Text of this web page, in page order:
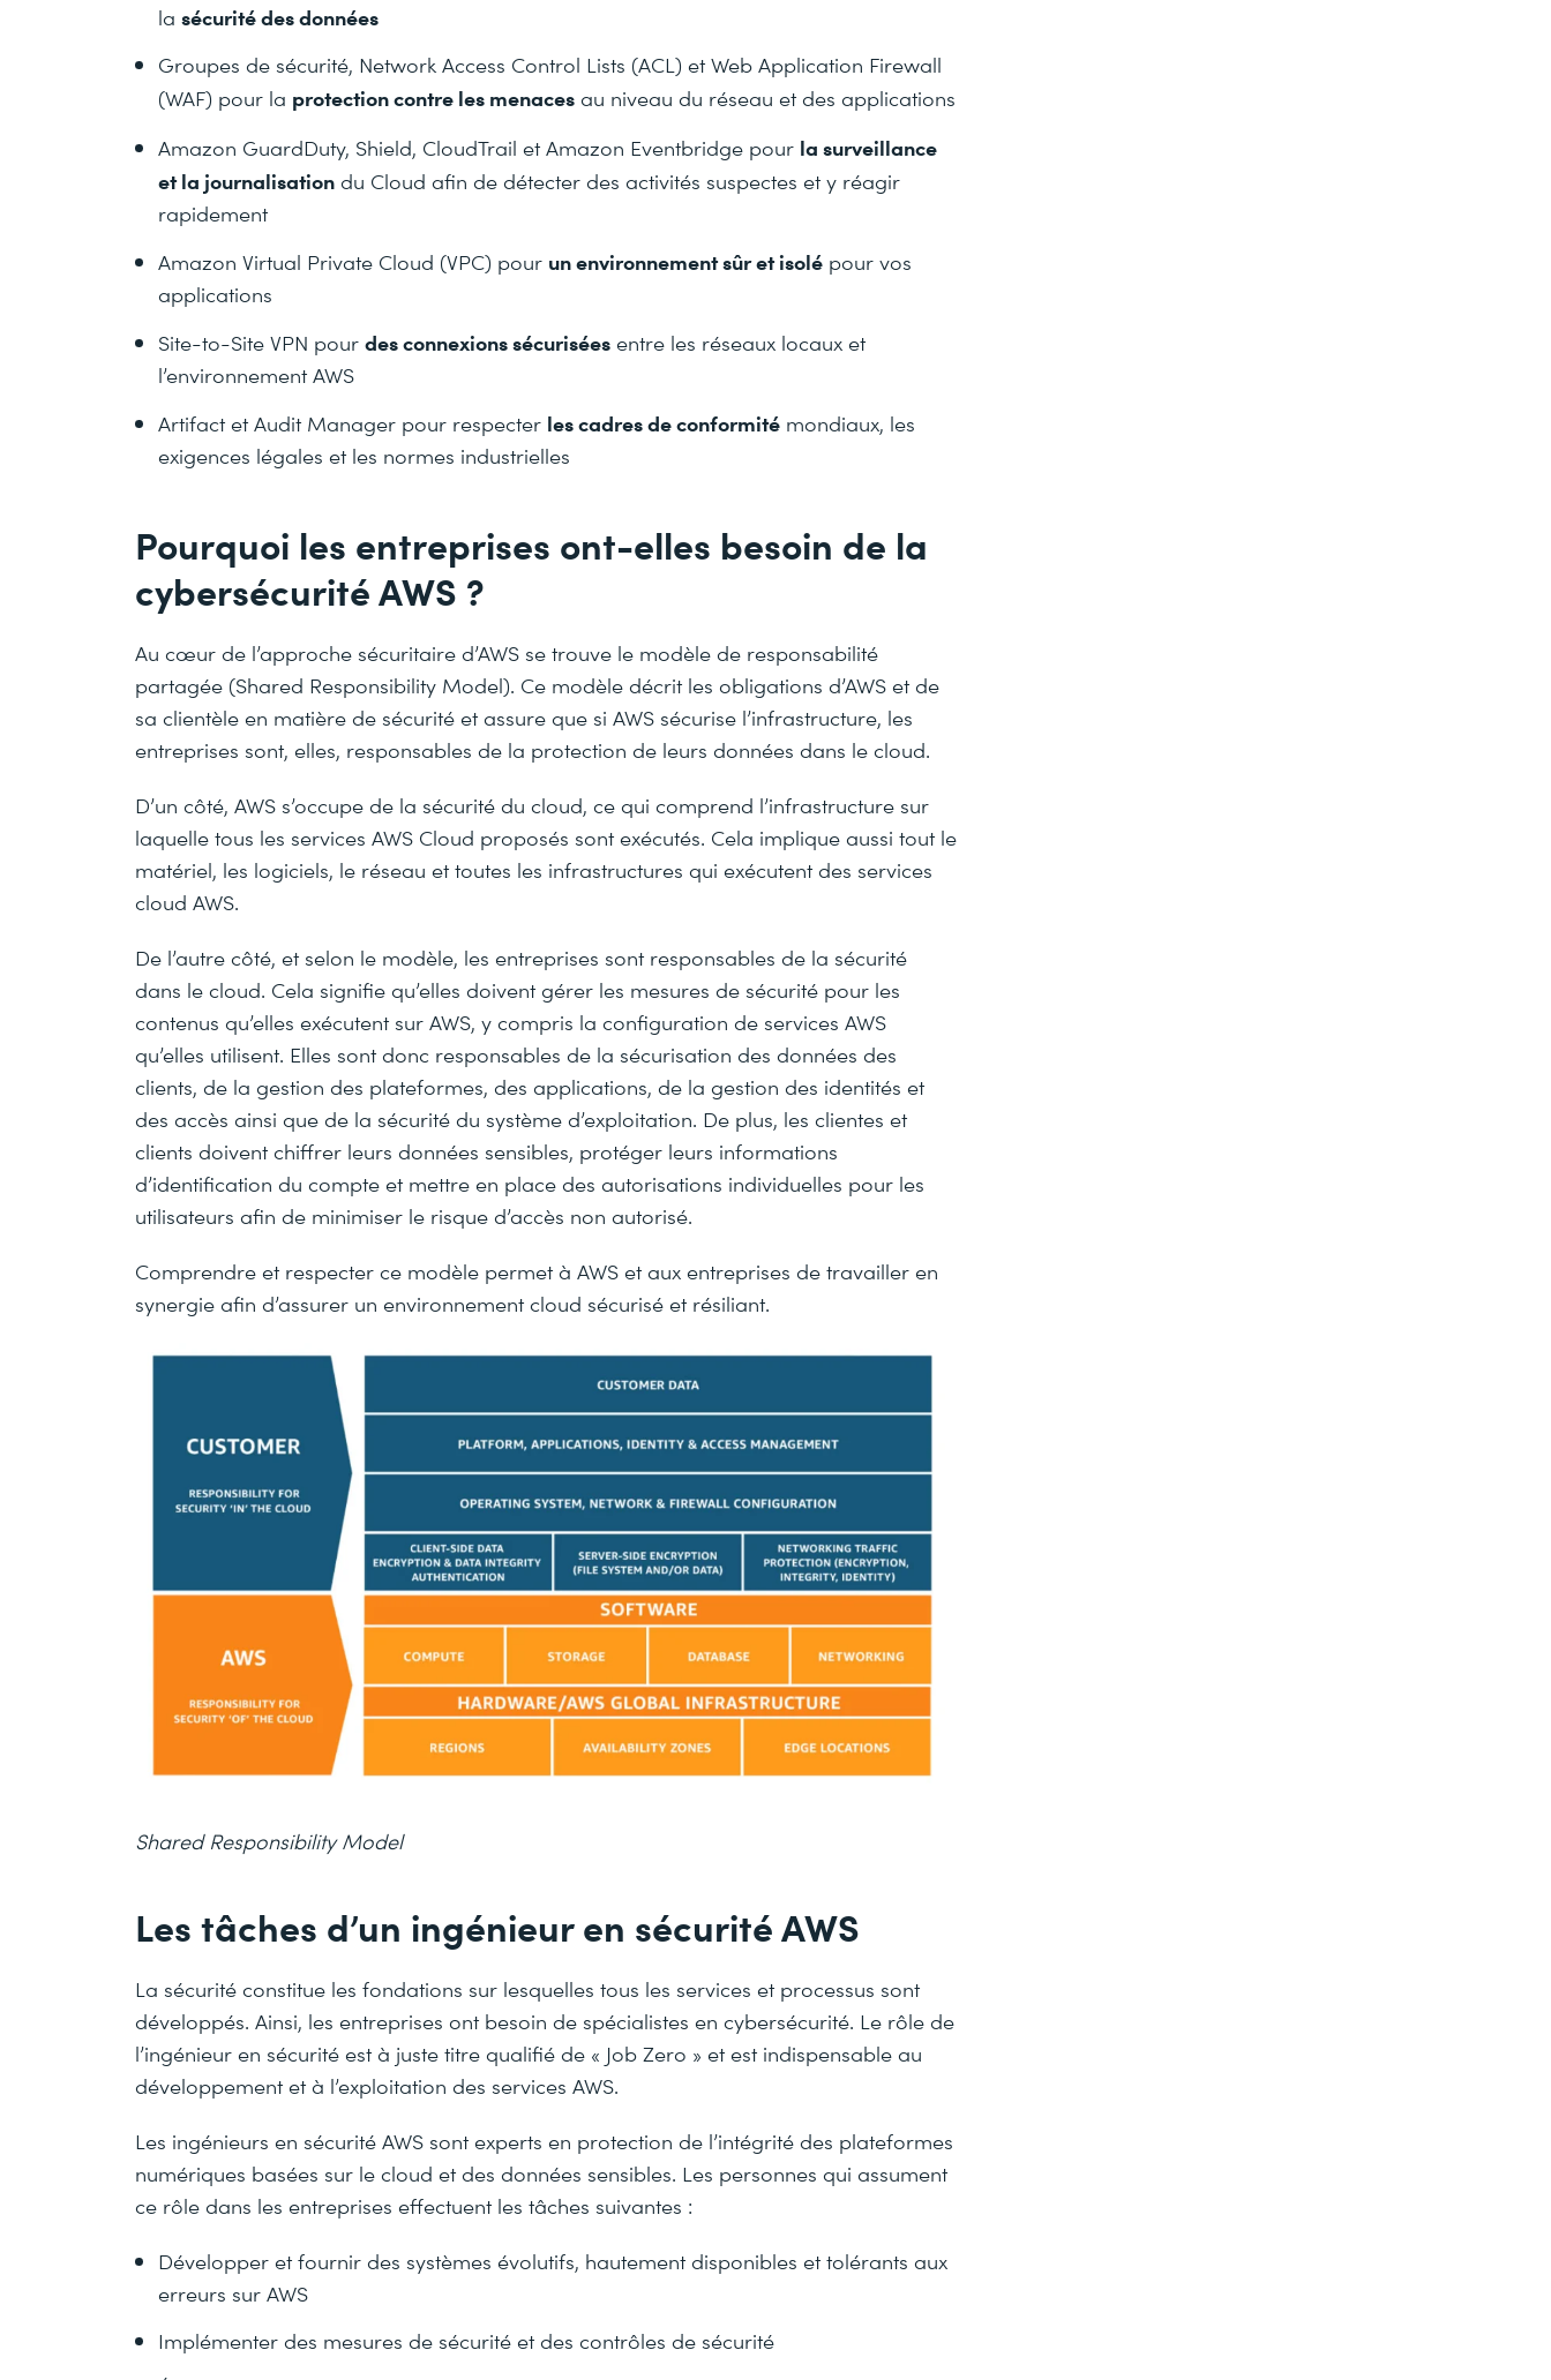
la sécurité des données
Groupes de sécurité, Network Access Control Lists (ACL) et Web Application Firewall
(WAF) pour la protection contre les menaces au niveau du réseau et des applications
Amazon GuardDuty, Shield, CloudTrail et Amazon Eventbridge pour la surveillance
et la journalisation du Cloud afin de détecter des activités suspectes et y réagir
rapidement
Amazon Virtual Private Cloud (VPC) pour un environnement sûr et isolé pour vos
applications
Site-to-Site VPN pour des connexions sécurisées entre les réseaux locaux et
l’environnement AWS
Artifact et Audit Manager pour respecter les cadres de conformité mondiaux, les
exigences légales et les normes industrielles
Pourquoi les entreprises ont-elles besoin de la
cybersécurité AWS ?
Au cœur de l’approche sécuritaire d’AWS se trouve le modèle de responsabilité
partagée (Shared Responsibility Model). Ce modèle décrit les obligations d’AWS et de
sa clientèle en matière de sécurité et assure que si AWS sécurise l’infrastructure, les
entreprises sont, elles, responsables de la protection de leurs données dans le cloud.
D’un côté, AWS s’occupe de la sécurité du cloud, ce qui comprend l’infrastructure sur
laquelle tous les services AWS Cloud proposés sont exécutés. Cela implique aussi tout le
matériel, les logiciels, le réseau et toutes les infrastructures qui exécutent des services
cloud AWS.
De l’autre côté, et selon le modèle, les entreprises sont responsables de la sécurité
dans le cloud. Cela signifie qu’elles doivent gérer les mesures de sécurité pour les
contenus qu’elles exécutent sur AWS, y compris la configuration de services AWS
qu’elles utilisent. Elles sont donc responsables de la sécurisation des données des
clients, de la gestion des plateformes, des applications, de la gestion des identités et
des accès ainsi que de la sécurité du système d’exploitation. De plus, les clientes et
clients doivent chiffrer leurs données sensibles, protéger leurs informations
d’identification du compte et mettre en place des autorisations individuelles pour les
utilisateurs afin de minimiser le risque d’accès non autorisé.
Comprendre et respecter ce modèle permet à AWS et aux entreprises de travailler en
synergie afin d’assurer un environnement cloud sécurisé et résiliant.
Shared Responsibility Model
Les tâches d’un ingénieur en sécurité AWS
La sécurité constitue les fondations sur lesquelles tous les services et processus sont
développés. Ainsi, les entreprises ont besoin de spécialistes en cybersécurité. Le rôle de
l’ingénieur en sécurité est à juste titre qualifié de « Job Zero » et est indispensable au
développement et à l’exploitation des services AWS.
Les ingénieurs en sécurité AWS sont experts en protection de l’intégrité des plateformes
numériques basées sur le cloud et des données sensibles. Les personnes qui assument
ce rôle dans les entreprises effectuent les tâches suivantes :
Développer et fournir des systèmes évolutifs, hautement disponibles et tolérants aux
erreurs sur AWS
Implémenter des mesures de sécurité et des contrôles de sécurité